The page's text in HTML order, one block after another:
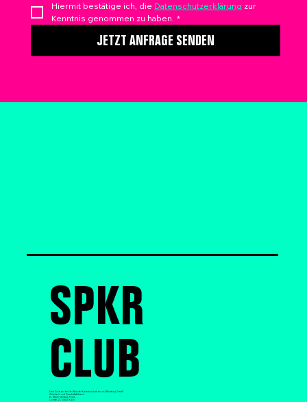
Hiermit bestätige ich, die Datenschutzerklärung zur
Kenntnis genommen zu haben. *
JETZT ANFRAGE SENDEN
SPKR
CLUB
Eine Division der Drei Brueder Kommunikation und Beratung GmbH
Gründerin und Geschäftsführerin
Dr. Marie-Christine Frank
Lichtstr. 21, 50825 Köln